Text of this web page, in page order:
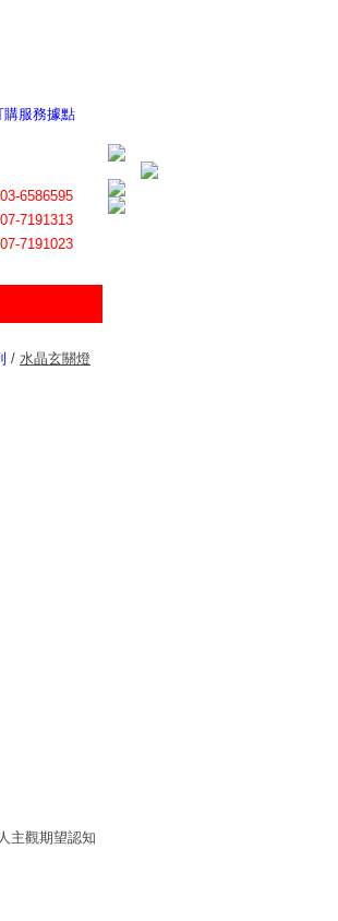
購服務據點
03-6586595
07-7191313
07-7191023
/ 水晶玄關燈
主觀期望認知